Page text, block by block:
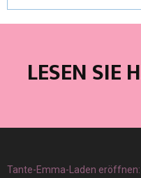
LESEN SIE
Tante-Emma-Laden